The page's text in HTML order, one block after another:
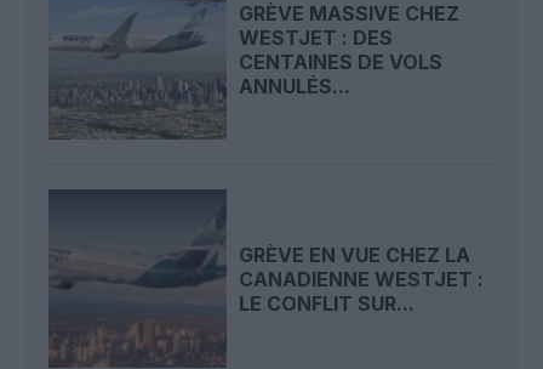
GRÈVE MASSIVE CHEZ
WESTJET : DES
CENTAINES DE VOLS
ANNULÉS...
GRÈVE EN VUE CHEZ LA
CANADIENNE WESTJET :
LE CONFLIT SUR...